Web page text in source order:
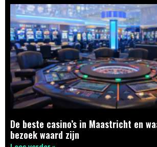
De beste casino’s in Maastricht en
bezoek waard zijn